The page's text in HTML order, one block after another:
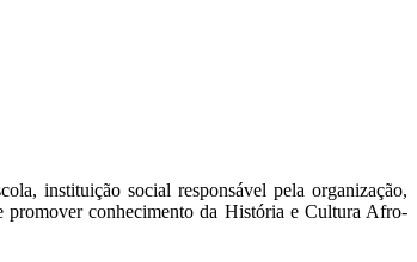
instituição social responsável pela organização,
promover conhecimento da História e Cultura Afro-